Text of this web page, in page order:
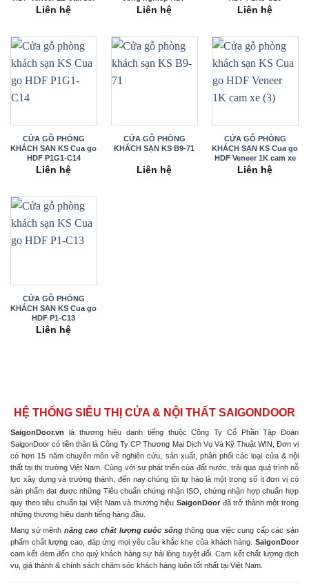
Liên hệ
Veneer 2A xoan dao
Liên hệ Liên hệ
CỬA GỖ PHÒNG
KHÁCH SẠN KS Cua go
HDF P1G1-C14
Liên hệ
CỬA GỖ PHÒNG
KHÁCH SẠN KS B9-71
Liên hệ
CỬA GỖ PHÒNG
KHÁCH SẠN KS Cua go
HDF Veneer 1K cam xe
(3)
Liên hệ
CỬA GỖ PHÒNG
KHÁCH SẠN KS Cua go
HDF P1-C13
Liên hệ
HỆ THỐNG SIÊU THỊ CỬA & NỘI THẤT SAIGONDOOR
SaigonDoor.vn là thương hiệu danh tiếng thuộc Công Ty Cổ Phần Tập Đoàn
SaigonDoor có tiền thân là Công Ty CP Thương Mại Dịch Vụ Và Kỹ Thuật WIN, Đơn vị
có hơn 15 năm chuyên môn về nghiên cứu, sản xuất, phân phối các loại cửa & nội
thất tại thị trường Việt Nam. Cùng với sự phát triển của đất nước, trải qua quá trình nỗ
lực xây dựng và trưởng thành, đến nay chúng tôi tự hào là một trong số ít đơn vị có
sản phẩm đạt được những Tiêu chuẩn chứng nhận ISO, chứng nhận hợp chuẩn hợp
quy theo tiêu chuẩn tại Việt Nam và thương hiệu SaigonDoor đã trở thành một trong
những thương hiệu danh tiếng hàng đầu.
Mang sứ mệnh nâng cao chất lượng cuộc sốngthông qua việc cung cấp các sản
phẩm chất lượng cao, đáp ứng mọi yêu cầu khắc khe của khách hàng. SaigonDoor
cam kết đem đến cho quý khách hàng sự hài lòng tuyệt đối. Cam kết chất lượng dịch
vụ, giá thành & chính sách chăm sóc khách hàng luôn tốt nhất tại Việt Nam.